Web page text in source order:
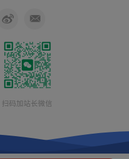
扫码加站长微信